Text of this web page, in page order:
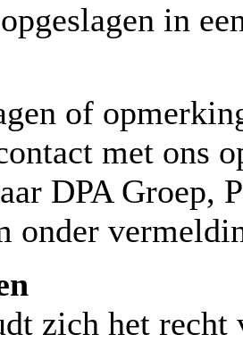
in
of
met ons
DPA Groep,
onder
zich het